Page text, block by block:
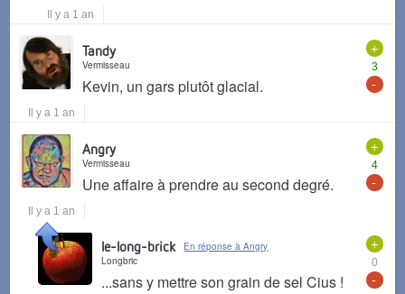
Il y a 1 an
+
3
-
Tandy
Vermisseau
Kevin, un gars plutôt glacial.
Il y a 1 an
+
4
-
Angry
Vermisseau
Une affaire à prendre au second degré.
Il y a 1 an
+
0
-
le-long-brick
En réponse à Angry
Longbric
...sans y mettre son grain de sel Cius !